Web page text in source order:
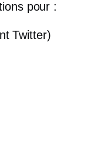
pour :
Twitter)